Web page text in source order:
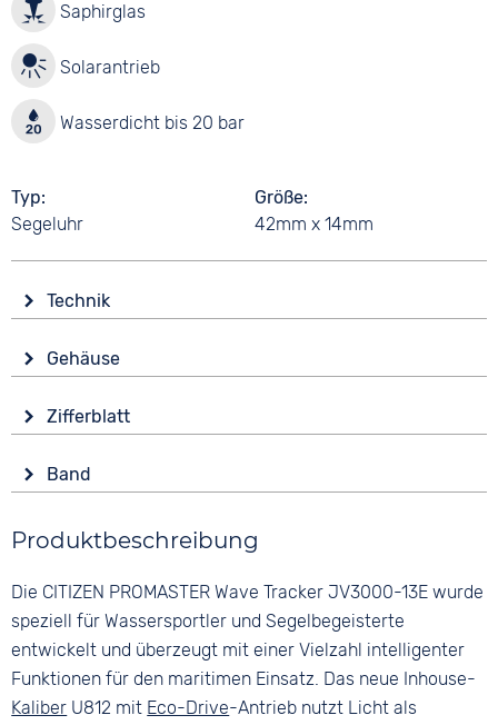
Saphirglas
Solarantrieb
Wasserdicht bis 20 bar
Typ
Segeluhr
Größe
42mm x 14mm
Technik
Solar
Funktionen
Alarm
Ewiger Kalender
Zeitzonen / Weltzeit
20 bar
Gehäuse
Saphirglas
Form
Rund
Material
Farbe
Silber
Zifferblatt
Ana-Digital
Schwarz
Ziffern
Keine
Band
Silber
Kunststoff
Bandschließe
Dornschließe
Produktbeschreibung
Die CITIZEN PROMASTER Wave Tracker JV3000-13E wurde
speziell für Wassersportler und Segelbegeisterte
entwickelt und überzeugt mit einer Vielzahl intelligenter
Funktionen für den maritimen Einsatz. Das neue Inhouse-
Kaliber U812 mit Eco-Drive-Antrieb nutzt Licht als